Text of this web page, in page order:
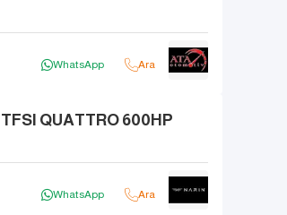
WhatsApp Ara
QUATTRO 600HP
WhatsApp Ara